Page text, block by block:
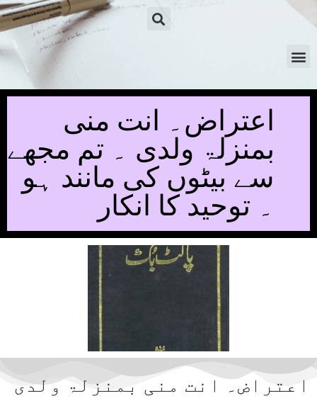
اعتراض۔ انت منی
بمنزلۃ ولدی ۔ تم مجھے
سے بیٹوں کی مانند ہو
۔ توحید کا انکار
اعتراض۔ انت منی بمنزلۃ ولدی